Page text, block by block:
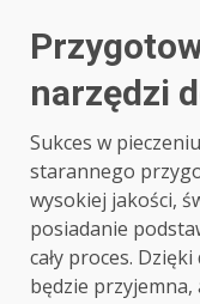
narzędzi
Sukces w
starannego
wysokiej jakości,
posiadanie
cały proces.
będzie przyjemna,